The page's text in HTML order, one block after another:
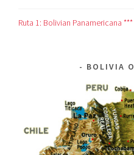
Ruta 1: Bolivian Panamericana
BOLIVIA